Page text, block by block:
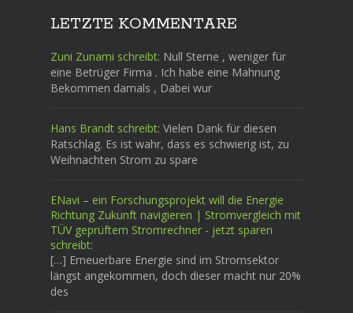
LETZTE KOMMENTARE
Zuni Zunami schreibt: Null Sterne , weniger für
eine Betrüger Firma . Ich habe eine Mahnung
Bekommen damals , Dabei wur
Hans Brandt schreibt: Vielen Dank für diesen
Ratschlag. Es ist wahr, dass es schwierig ist, zu
Weihnachten Strom zu spare
ENavi – ein Forschungsprojekt will die Energie
Richtung Zukunft navigieren | Stromvergleich mit
TÜV geprüftem Stromrechner - jetzt sparen
schreibt:
[…] Erneuerbare Energie sind im Stromsektor
längst angekommen, doch dieser macht nur 20%
des